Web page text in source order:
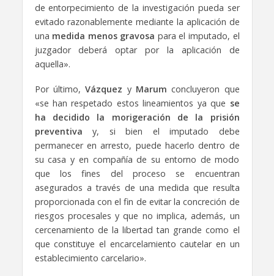
de entorpecimiento de la investigación pueda ser
evitado razonablemente mediante la aplicación de
una medida menos gravosa para el imputado, el
juzgador deberá optar por la aplicación de
aquella».
Por último,Vázquez y Marum concluyeron que
«se han respetado estos lineamientos ya que se
ha decidido la morigeración de la prisión
preventiva y, si bien el imputado debe
permanecer en arresto, puede hacerlo dentro de
su casa y en compañía de su entorno de modo
que los fines del proceso se encuentran
asegurados a través de una medida que resulta
proporcionada con el fin de evitar la concreción de
riesgos procesales y que no implica, además, un
cercenamiento de la libertad tan grande como el
que constituye el encarcelamiento cautelar en un
establecimiento carcelario».